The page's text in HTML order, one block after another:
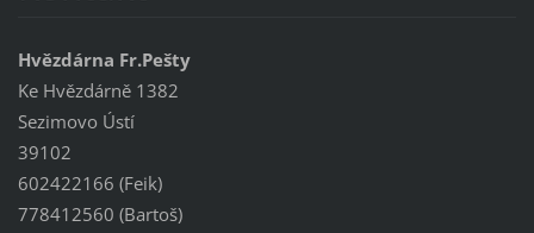
Hvězdárna Fr.Pešty
Ke Hvězdárně 1382
Sezimovo Ústí
39102
602422166 (Feik)
778412560 (Bartoš)